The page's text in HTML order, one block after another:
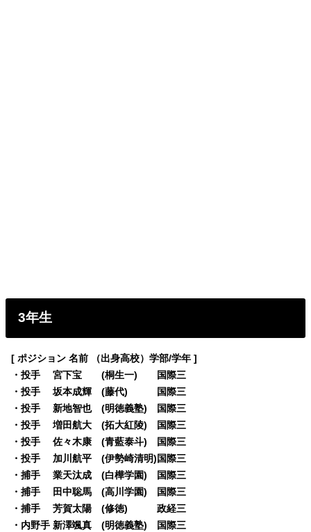
3年生
[ ポジション 名前 （出身高校）学部/学年 ]
・投手 宮下宝 (桐生一) 国際三
・投手 坂本成輝 (藤代) 国際三
・投手 新地智也 (明徳義塾) 国際三
・投手 増田航大 (拓大紅陵) 国際三
・投手 佐々木康 (青藍泰斗) 国際三
・投手 加川航平 (伊勢崎清明)国際三
・捕手 業天汰成 (白樺学園) 国際三
・捕手 田中聡馬 (高川学園) 国際三
・捕手 芳賀太陽 (修徳) 政経三
・内野手 新澤颯真 (明徳義塾) 国際三